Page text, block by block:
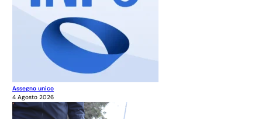
Assegno unico
4 Agosto 2026